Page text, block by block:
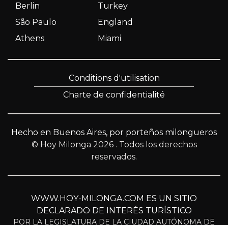
Berlin
Turkey
São Paulo
England
Athens
Miami
Conditions d'utilisation
Charte de confidentialité
Hecho en Buenos Aires, por porteños milongueros
© Hoy Milonga 2026 . Todos los derechos
reservados.
WWW.HOY-MILONGA.COM ES UN SITIO
DECLARADO DE INTERÉS TURÍSTICO
POR LA LEGISLATURA DE LA CIUDAD AUTÓNOMA DE